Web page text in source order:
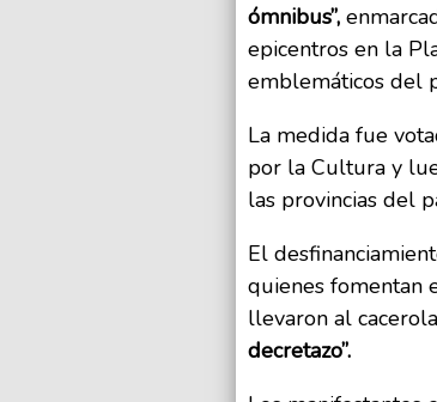
ómnibus”,
epicentros en la
emblemáticos del
La medida fue
por la Cultura y
las provincias del
El
quienes fomentan
llevaron al
decretazo”.